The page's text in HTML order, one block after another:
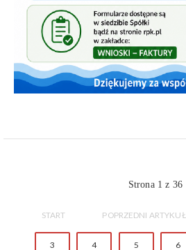
Strona 1 z 36
START POPRZEDNI ARTYKUŁ
3 4 5 6